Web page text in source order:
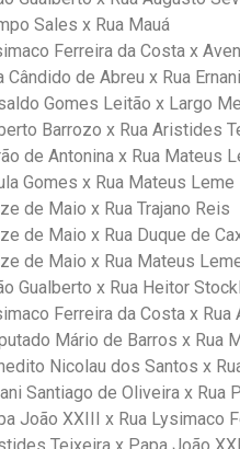
Sales x Rua Mauá
Ferreira da Costa x
Cândido de Abreu x Rua
Gomes Leitão x Largo
Barrozo x Rua Aristides
de Antonina x Rua Mateus
Gomes x Rua Mateus Leme
de Maio x Rua Trajano Reis
de Maio x Rua Duque de
de Maio x Rua Mateus
Gualberto x Rua Heitor
Ferreira da Costa x Rua
Mário de Barros x Rua
Nicolau dos Santos x
Santiago de Oliveira x Rua
João XXIII x Rua Lysimaco